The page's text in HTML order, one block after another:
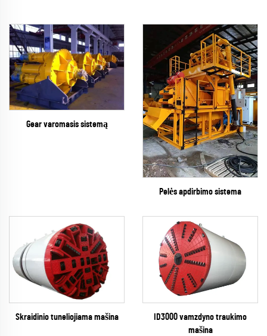
Gear varomasis sistemą
Pelės apdirbimo sistema
Skraidinio tuneliojiama mašina
ID3000 vamzdyno traukimo
mašina